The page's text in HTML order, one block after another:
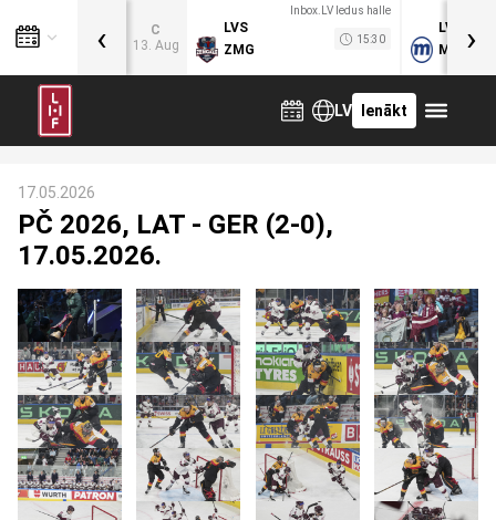
C
13. Aug
Inbox.LV ledus halle
LVS
ZMG
15:30
LVB
MOG
‹ ›
LV Ienākt
17.05.2026
PČ 2026, LAT - GER (2-0),
17.05.2026.